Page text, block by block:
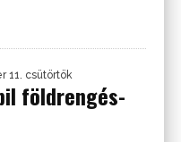
11. csütörtök
földrengés-